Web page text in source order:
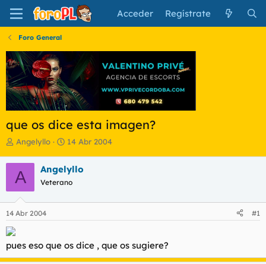
Acceder Regístrate
Foro General
que os dice esta imagen?
I
i
c
i
a
d
o
e
l
Angelyllo
F
h
a
e
c
i
14 Abr 2004
A Angelyllo
Veterano
14 Abr 2004 #1
pues eso que os dice , que os sugiere?